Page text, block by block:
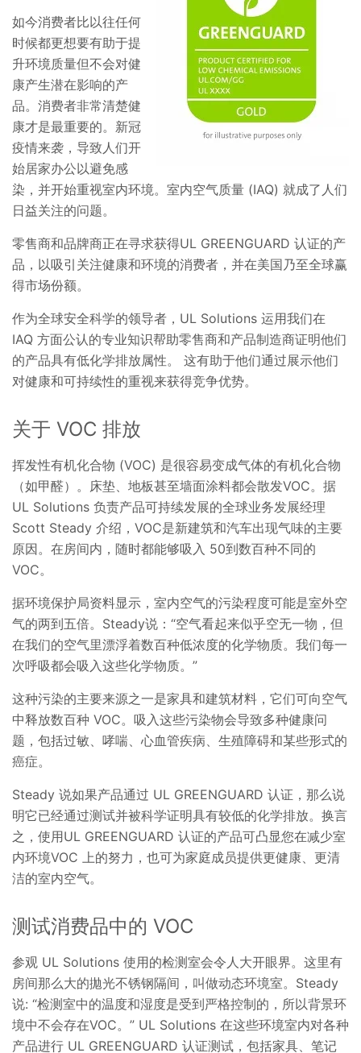
如今消费者比以往任何
时候都更想要有助于提
升环境质量但不会对健
康产生潜在影响的产
品。消费者非常清楚健
康才是最重要的。新冠
疫情来袭，导致人们开
始居家办公以避免感
染，并开始重视室内环境。室内空气质量 (IAQ) 就成了人们
日益关注的问题。
零售商和品牌商正在寻求获得UL GREENGUARD 认证的产
品，以吸引关注健康和环境的消费者，并在美国乃至全球赢
得市场份额。
作为全球安全科学的领导者，UL Solutions 运用我们在
IAQ 方面公认的专业知识帮助零售商和产品制造商证明他们
的产品具有低化学排放属性。 这有助于他们通过展示他们
对健康和可持续性的重视来获得竞争优势。
关于 VOC 排放
挥发性有机化合物 (VOC) 是很容易变成气体的有机化合物
（如甲醛）。床垫、地板甚至墙面涂料都会散发VOC。据
UL Solutions 负责产品可持续发展的全球业务发展经理
Scott Steady 介绍，VOC是新建筑和汽车出现气味的主要
原因。在房间内，随时都能够吸入 50到数百种不同的
VOC。
据环境保护局资料显示，室内空气的污染程度可能是室外空
气的两到五倍。Steady说：“空气看起来似乎空无一物，但
在我们的空气里漂浮着数百种低浓度的化学物质。我们每一
次呼吸都会吸入这些化学物质。”
这种污染的主要来源之一是家具和建筑材料，它们可向空气
中释放数百种 VOC。吸入这些污染物会导致多种健康问
题，包括过敏、哮喘、心血管疾病、生殖障碍和某些形式的
癌症。
Steady 说如果产品通过 UL GREENGUARD 认证，那么说
明它已经通过测试并被科学证明具有较低的化学排放。换言
之，使用UL GREENGUARD 认证的产品可凸显您在减少室
内环境VOC 上的努力，也可为家庭成员提供更健康、更清
洁的室内空气。
测试消费品中的 VOC
参观 UL Solutions 使用的检测室会令人大开眼界。这里有
房间那么大的拋光不锈钢隔间，叫做动态环境室。 Steady
说: “检测室中的温度和湿度是受到严格控制的，所以背景环
境中不会存在VOC。” UL Solutions 在这些环境室内对各种
产品进行 UL GREENGUARD 认证测试，包括家具、笔记